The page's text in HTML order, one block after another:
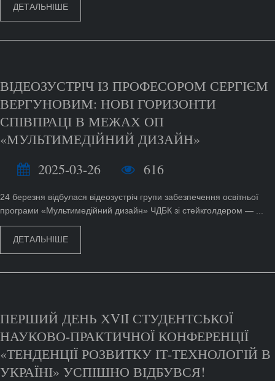
ДЕТАЛЬНІШЕ
ВІДЕОЗУСТРІЧ ІЗ ПРОФЕСОРОМ СЕРГІЄМ
ВЕРГУНОВИМ: НОВІ ГОРИЗОНТИ
СПІВПРАЦІ В МЕЖАХ ОП
«МУЛЬТИМЕДІЙНИЙ ДИЗАЙН»
2025-03-26
616
24 березня відбулася відеозустріч групи забезпечення освітньої
програми «Мультимедійний дизайн» ЧДБК зі стейкголдером — ...
ДЕТАЛЬНІШЕ
ПЕРШИЙ ДЕНЬ ХVІI СТУДЕНТСЬКОЇ
НАУКОВО-ПРАКТИЧНОЇ КОНФЕРЕНЦІЇ
«ТЕНДЕНЦІЇ РОЗВИТКУ ІТ-ТЕХНОЛОГІЙ В
УКРАЇНІ» УСПІШНО ВІДБУВСЯ!